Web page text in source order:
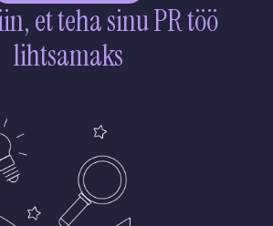
et teha sinu PR töö
lihtsamaks